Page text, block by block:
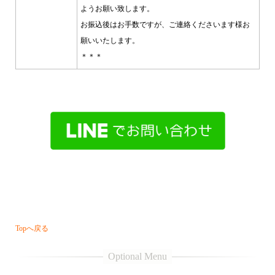
ようお願い致します。
お振込後はお手数ですが、ご連絡くださいます様お
願いいたします。
＊＊＊
Topへ戻る